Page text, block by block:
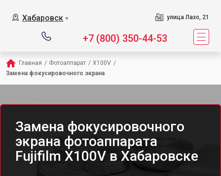
Хабаровск ▼ улица Лазо, 21
+7 (800) 350-44-53
Главная / Фотоаппарат / X100V /
Замена фокусировочного экрана
Замена фокусировочного
экрана фотоаппарата
Fujifilm X100V в Хабаровске